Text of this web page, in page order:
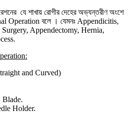
যে শাখায় রোগীর দেহের অভ্যন্তরীণ অংশে
Operation বলে । যেমনঃ Appendicitis,
Appendectomy, Hernia,
and Curved)
Blade.
Holder.